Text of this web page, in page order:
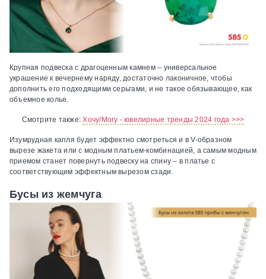
Крупная подвеска с драгоценным камнем – универсальное
украшение к вечернему наряду, достаточно лаконичное, чтобы
дополнить его подходящими серьгами, и не такое обязывающее, как
объемное колье.
Смотрите также:Хочу/Могу - ювелирные тренды 2024 года >>>
Изумрудная капля будет эффектно смотреться и в V-образном
вырезе жакета или с модным платьем-комбинацией, а самым модным
приемом станет повернуть подвеску на спину – в платье с
соответствующим эффектным вырезом сзади.
Бусы из жемчуга